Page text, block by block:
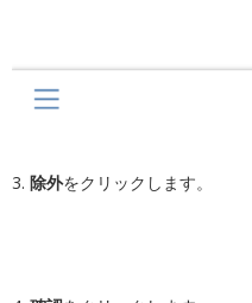
3. 除外をクリックします。